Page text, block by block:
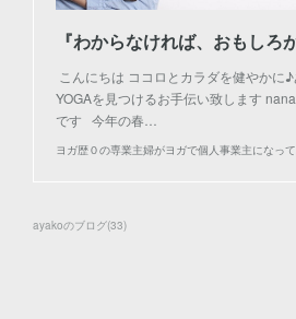
『わからなければ、おもしろ
こんにちは ココロとカラダを健やかに
YOGAを見つけるお手伝い致します
です 今年の春…
ヨガ歴０の専業主婦がヨガで個人事業主になっ
ayakoのブログ(33)